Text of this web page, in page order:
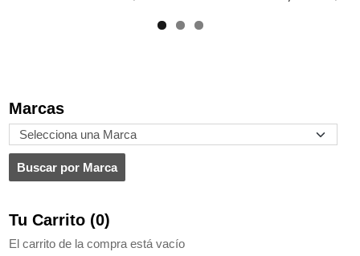
Marcas
Tu Carrito (0)
El carrito de la compra está vacío